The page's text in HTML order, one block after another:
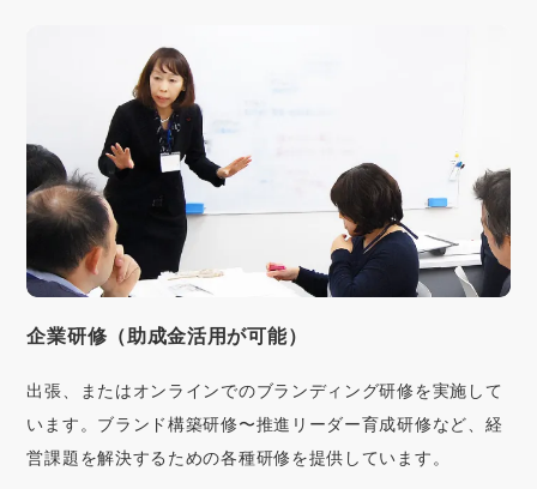
企業研修（助成金活用が可能）
出張、またはオンラインでのブランディング研修を実施して
います。ブランド構築研修〜推進リーダー育成研修など、経
営課題を解決するための各種研修を提供しています。